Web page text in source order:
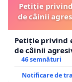
Petiție
de câinii
Petiție privind
de câinii
46 semnături
Notificare de